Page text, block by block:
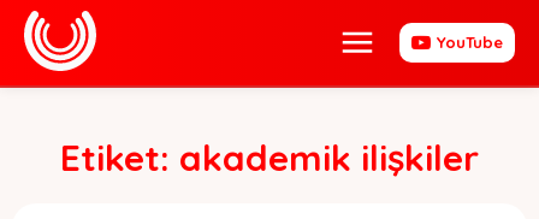
YouTube
Etiket: akademik ilişkiler